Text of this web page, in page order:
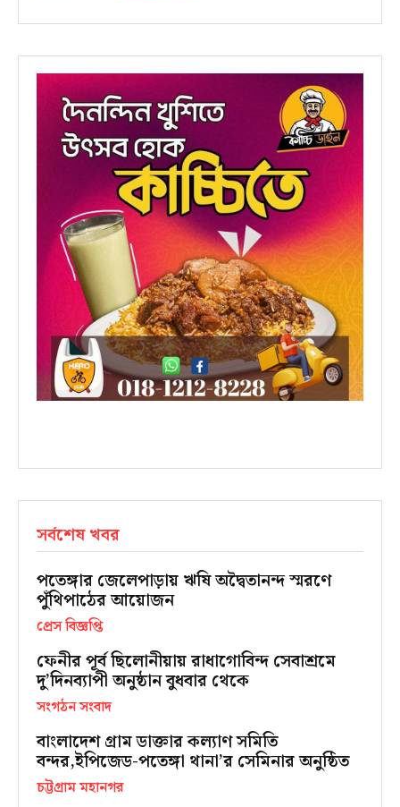
সর্বশেষ খবর
পতেঙ্গার জেলেপাড়ায় ঋষি অদ্বৈতানন্দ স্মরণে
পুঁথিপাঠের আয়োজন
প্রেস বিজ্ঞপ্তি
ফেনীর পূর্ব ছিলোনীয়ায় রাধাগোবিন্দ সেবাশ্রমে
দু’দিনব্যাপী অনুষ্ঠান বুধবার থেকে
সংগঠন সংবাদ
বাংলাদেশ গ্রাম ডাক্তার কল্যাণ সমিতি
বন্দর,ইপিজেড-পতেঙ্গা থানা’র সেমিনার অনুষ্ঠিত
চট্টগ্রাম মহানগর